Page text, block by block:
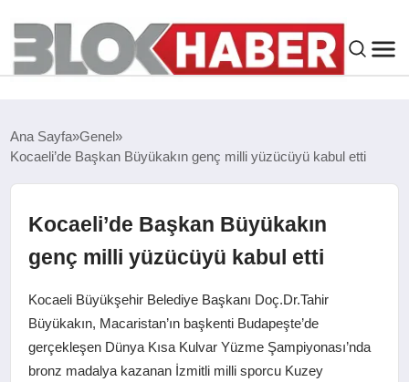
SIYASET
ÇEVRE
SPOR
EKONOMI
Ana Sayfa Genel
Kocaeli’de Başkan Büyükakın genç milli yüzücüyü kabul etti
Kocaeli’de Başkan Büyükakın
genç milli yüzücüyü kabul etti
Kocaeli Büyükşehir Belediye Başkanı Doç.Dr.Tahir
Büyükakın, Macaristan’ın başkenti Budapeşte’de
gerçekleşen Dünya Kısa Kulvar Yüzme Şampiyonası’nda
bronz madalya kazanan İzmitli milli sporcu Kuzey